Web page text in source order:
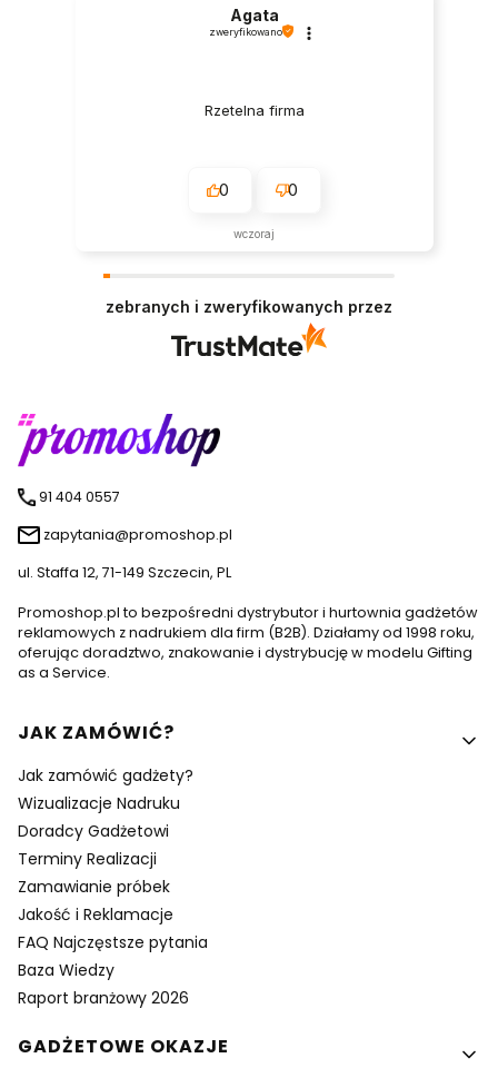
Agata
zweryfikowano
Rzetelna firma
0 0
wczoraj
zebranych i zweryfikowanych przez
91 404 0557
zapytania@promoshop.pl
ul. Staffa 12, 71-149 Szczecin, PL
Promoshop.pl to bezpośredni dystrybutor i hurtownia gadżetów
reklamowych z nadrukiem dla firm (B2B). Działamy od 1998 roku,
oferując doradztwo, znakowanie i dystrybucję w modelu Gifting
as a Service.
Linki w stopce
JAK ZAMÓWIĆ?
Jak zamówić gadżety?
Wizualizacje Nadruku
Doradcy Gadżetowi
Terminy Realizacji
Zamawianie próbek
Jakość i Reklamacje
FAQ Najczęstsze pytania
Baza Wiedzy
Raport branżowy 2026
GADŻETOWE OKAZJE